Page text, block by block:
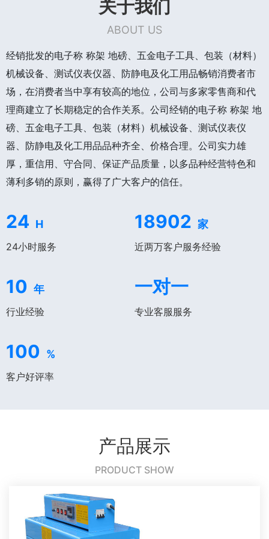
关于我们
ABOUT US
经销批发的电子称 称架 地磅、五金电子工具、包装（材料）
机械设备、测试仪表仪器、防静电及化工用品畅销消费者市
场，在消费者当中享有较高的地位，公司与多家零售商和代
理商建立了长期稳定的合作关系。公司经销的电子称 称架 地
磅、五金电子工具、包装（材料）机械设备、测试仪表仪
器、防静电及化工用品品种齐全、价格合理。公司实力雄
厚，重信用、守合同、保证产品质量，以多品种经营特色和
薄利多销的原则，赢得了广大客户的信任。
24 H
24小时服务
18902 家
近两万客户服务经验
10 年
行业经验
一对一
专业客服服务
100 %
客户好评率
产品展示
PRODUCT SHOW